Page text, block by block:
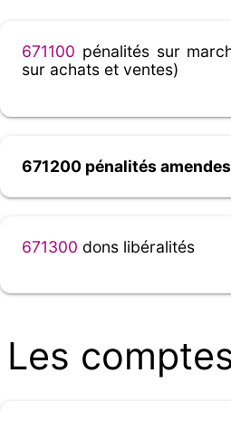
671100 pénalités sur
sur achats et ventes)
671200 pénalités
671300 dons libéralités
Les